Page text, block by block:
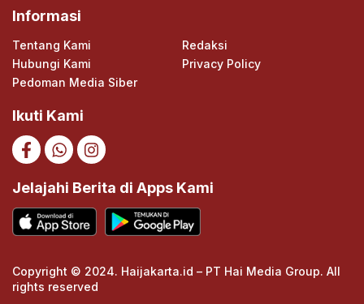
Informasi
Tentang Kami
Redaksi
Hubungi Kami
Privacy Policy
Pedoman Media Siber
Ikuti Kami
Jelajahi Berita di Apps Kami
Copyright © 2024. Haijakarta.id – PT Hai Media Group. All
rights reserved